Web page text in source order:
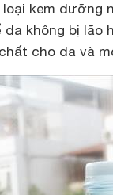
loại kem dưỡng
da không bị lão
cho da và